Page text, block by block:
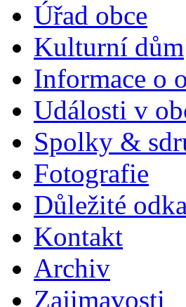
Úřad obce
Kulturní dům
Informace o
Události v
Spolky &
Fotografie
Důležité
Kontakt
Archiv
Zajimavosti